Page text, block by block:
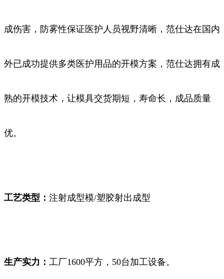
成伤害，防雾性保证医护人员视野清晰，范仕达在国内
外已成功提供多类医护用品的开模方案，范仕达拥有成
熟的开模技术，让模具交货期短，寿命长，成品质量
优。
工艺类型： 注射成型模/塑胶射出成型
生产实力： 工厂1600平方，50台加工设备。